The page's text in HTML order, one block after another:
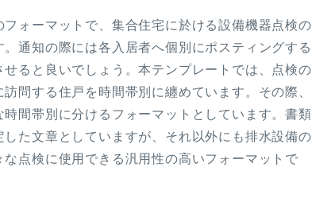
ォーマットで、集合住宅に於ける設備機器点検の
通知の際には各入居者へ個別にポスティングする
ると良いでしょう。本テンプレートでは、点検の
問する住戸を時間帯別に纏めています。その際、
間帯別に分けるフォーマットとしています。書類
た文章としていますが、それ以外にも排水設備の
点検に使用できる汎用性の高いフォーマットで